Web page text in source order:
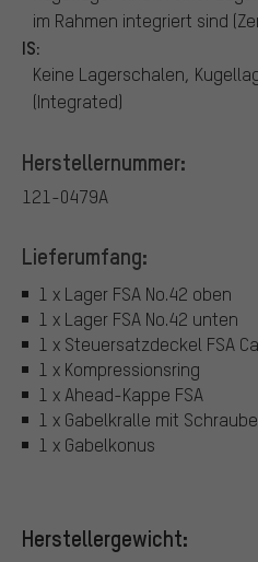
im Rahmen integriert sind
IS:
Keine Lagerschalen,
(Integrated)
Herstellernummer:
121-0479A
Lieferumfang:
1 x Lager FSA No.42 oben
1 x Lager FSA No.42 unten
1 x Steuersatzdeckel FSA
1 x Kompressionsring
1 x Ahead-Kappe FSA
1 x Gabelkralle mit Schraube
1 x Gabelkonus
Herstellergewicht: